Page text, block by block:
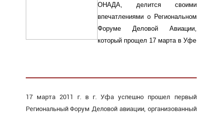
ОНАДА, делится своими
впечатлениями о Региональном
Форуме Деловой Авиации,
который прощел 17 марта в Уфе
17 марта 2011 г. в г. Уфа успешно прошел первый
Региональный Форум Деловой авиации, организованный